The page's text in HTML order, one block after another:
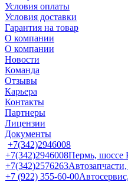
Условия оплаты
Условия доставки
Гарантия на товар
О компании
О компании
Новости
Команда
Отзывы
Карьера
Контакты
Партнеры
Лицензии
Документы
+7(342)2946008
+7(342)2946008Пермь, шоссе
+7(342)2576263
+7 (922) 355-60-00